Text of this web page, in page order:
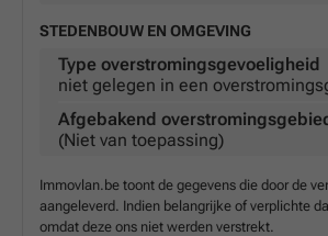
STEDENBOUW EN OMGEVING
Type overstromingsgevoeligheid
niet gelegen in een
Afgebakend
(Niet van toepassing)
Immovlan.be toont de gegevens die door de
aangeleverd. Indien belangrijke of verplichte
omdat deze ons niet werden verstrekt.